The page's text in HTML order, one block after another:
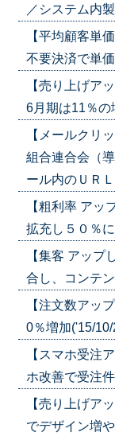
／システム内
【平均顧客単
不要決済で単
【売り上げア
6月期は11％の
【メールクリ
組合連合会（
ール内のＵＲ
【粗利率 アッ
拡充し５０％
【集客 アップ
合し、コンテ
【注文数アッ
0％増加('15/10/
【スマホ受注
ホ改善で受注
【売り上げア
でデザイン増